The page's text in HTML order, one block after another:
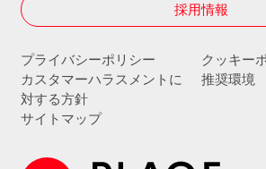
採用情報
プライバシーポリシー
クッキー
カスタマーハラスメントに
対する方針
推奨環境
サイトマップ